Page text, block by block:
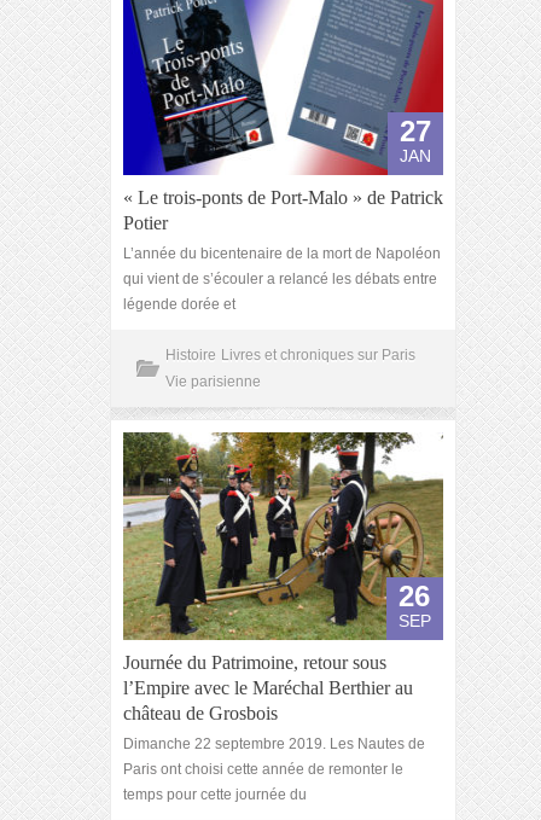
27
JAN
« Le trois-ponts de Port-Malo » de Patrick
Potier
L’année du bicentenaire de la mort de Napoléon
qui vient de s’écouler a relancé les débats entre
légende dorée et
Histoire Livres et chroniques sur Paris
Vie parisienne
26
SEP
Journée du Patrimoine, retour sous
l’Empire avec le Maréchal Berthier au
château de Grosbois
Dimanche 22 septembre 2019. Les Nautes de
Paris ont choisi cette année de remonter le
temps pour cette journée du